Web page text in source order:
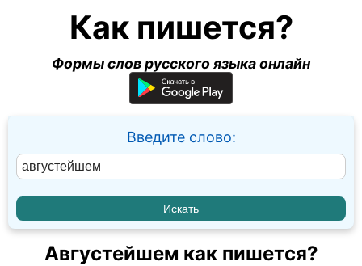
Как пишется?
Формы слов русского языка онлайн
Введите слово:
Августейшем как пишется?